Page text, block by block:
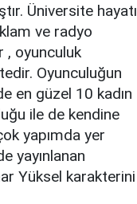
Üniversite hayatı
ve radyo
, oyunculuk
Oyunculuğun
en güzel 10 kadın
ile de kendine
yapımda yer
yayınlanan
Yüksel karakterini